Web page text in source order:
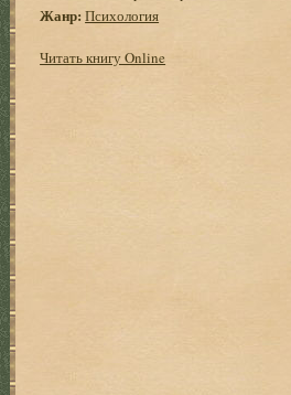
Жанр: Психология
Читать книгу Online